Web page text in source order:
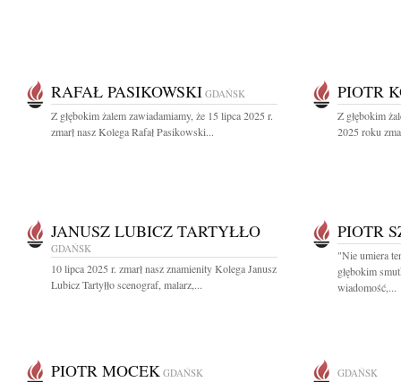
RAFAŁ PASIKOWSKI GDAŃSK
Z głębokim żalem zawiadamiamy, że 15 lipca 2025 r.
zmarł nasz Kolega Rafał Pasikowski...
PIOTR
Z głębokim
2025 roku
JANUSZ LUBICZ TARTYŁŁO
GDAŃSK
10 lipca 2025 r. zmarł nasz znamienity Kolega Janusz
Lubicz Tartyłło scenograf, malarz,...
PIOTR
"Nie umiera
głębokim
wiadomość,...
PIOTR MOCEK GDAŃSK GDAŃSK